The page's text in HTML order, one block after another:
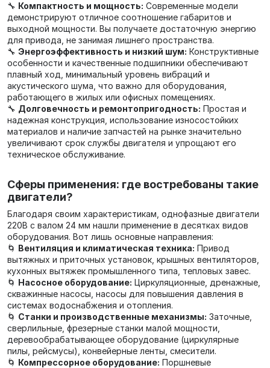
🔧 Компактность и мощность: Современные модели
демонстрируют отличное соотношение габаритов и
выходной мощности. Вы получаете достаточную энергию
для привода, не занимая лишнего пространства.
🔧 Энергоэффективность и низкий шум: Конструктивные
особенности и качественные подшипники обеспечивают
плавный ход, минимальный уровень вибраций и
акустического шума, что важно для оборудования,
работающего в жилых или офисных помещениях.
🔧 Долговечность и ремонтопригодность: Простая и
надежная конструкция, использование износостойких
материалов и наличие запчастей на рынке значительно
увеличивают срок службы двигателя и упрощают его
техническое обслуживание.
Сферы применения: где востребованы такие
двигатели?
Благодаря своим характеристикам, однофазные двигатели
220В с валом 24 мм нашли применение в десятках видов
оборудования. Вот лишь основные направления:
🌀 Вентиляция и климатическая техника: Привод
вытяжных и приточных установок, крышных вентиляторов,
кухонных вытяжек промышленного типа, тепловых завес.
🌀 Насосное оборудование: Циркуляционные, дренажные,
скважинные насосы, насосы для повышения давления в
системах водоснабжения и отопления.
🌀 Станки и производственные механизмы: Заточные,
сверлильные, фрезерные станки малой мощности,
деревообрабатывающее оборудование (циркулярные
пилы, рейсмусы), конвейерные ленты, смесители.
🌀 Компрессорное оборудование: Поршневые